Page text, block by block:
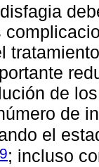
de
de
el
; incluso